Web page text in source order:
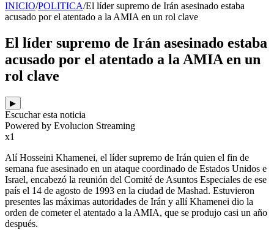
INICIO/POLITICA/El líder supremo de Irán asesinado estaba
acusado por el atentado a la AMIA en un rol clave
El líder supremo de Irán asesinado estaba
acusado por el atentado a la AMIA en un
rol clave
▶
Escuchar esta noticia
Powered by Evolucion Streaming
x1
Alí Hosseini Khamenei, el líder supremo de Irán quien el fin de
semana fue asesinado en un ataque coordinado de Estados Unidos e
Israel, encabezó la reunión del Comité de Asuntos Especiales de ese
país el 14 de agosto de 1993 en la ciudad de Mashad. Estuvieron
presentes las máximas autoridades de Irán y allí Khamenei dio la
orden de cometer el atentado a la AMIA, que se produjo casi un año
después.